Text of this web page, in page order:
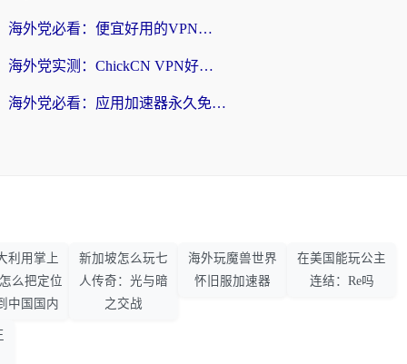
海外党必看：便宜好用的VPN怎么选？3步解决回国访问难题+Steam改区技巧
海外党实测：ChickCN VPN好用吗？和OurPlay VPN对比哪个回国效果更好？附避坑指南
海外党必看：应用加速器永久免费版真的靠谱吗？教你选对回国加速器无缝刷国内资源
利用掌上
么把定位
中国国内
新加坡怎么玩七
人传奇：光与暗
之交战
海外玩魔兽世界
怀旧服加速器
在美国能玩公主
连结：Re吗